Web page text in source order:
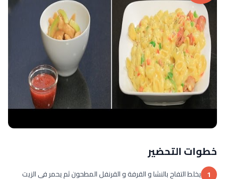
خطوات التحضير
1 يخلط التفاح بالنشا و القرفة و القرنفل المطحون ثم يحمر في الزيت